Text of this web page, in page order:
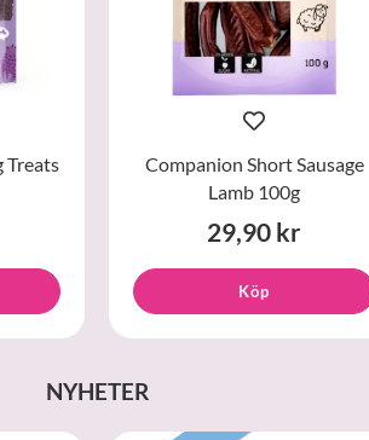
Treats
Companion Short Sausage
Lamb 100g
29,90 kr
Köp
NYHETER